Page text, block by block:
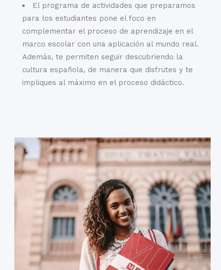
El programa de actividades que preparamos
para los estudiantes pone el foco en
complementar el proceso de aprendizaje en el
marco escolar con una aplicación al mundo real.
Además, te permiten seguir descubriendo la
cultura española, de manera que disfrutes y te
impliques al máximo en el proceso didáctico.